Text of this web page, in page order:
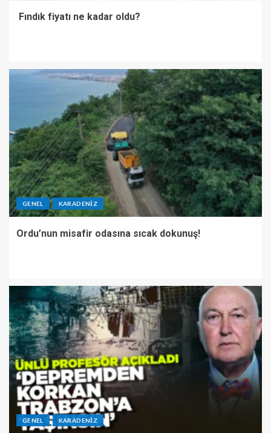
Fındık fiyatı ne kadar oldu?
GENEL KARADENIZ
Ordu’nun misafir odasına sıcak dokunuş!
GENEL KARADENIZ